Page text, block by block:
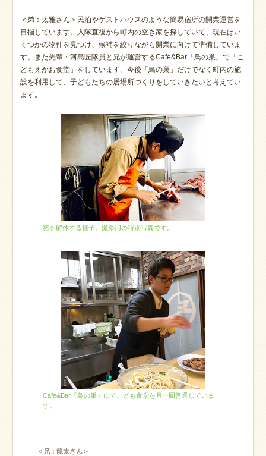
＜弟：太雅さん＞民泊やゲストハウスのような簡易宿所の開業運営を
目指しています。入隊直後から町内の空き家を探していて、現在はい
くつかの物件を見つけ、候補を絞りながら開業に向けて準備していま
す。また先輩・河島匠隊員と兄が運営するCafé&Bar「鳥の巣」で「こ
どもえがお食堂」をしています。今後「鳥の巣」だけでなく町内の施
設を利用して、子どもたちの居場所づくりをしていきたいと考えてい
ます。
猪を解体する様子。撮影用の特別写真です。
Cafe&Bar「鳥の巣」にてこども食堂を月一回営業していま
す。
＜兄：龍太さん＞